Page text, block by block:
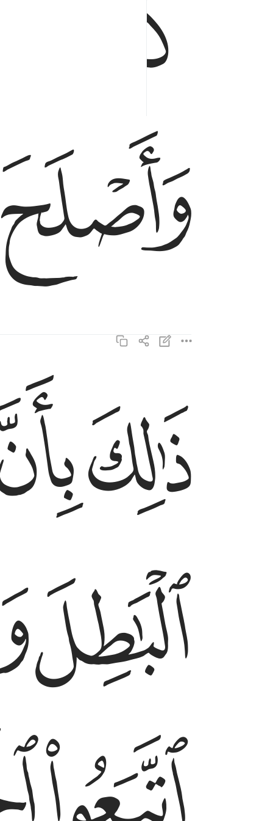
ﱗ
ذالك بان الذين كفروا اتبعوا الباطل وان الذين
ذَٰلِكَ بِأَنَّ ٱلَّذِينَ كَفَرُوا۟ ٱتَّبَعُوا۟ ٱلْبَـٰطِلَ وَأَنَّ
ﱝ
ﱢ